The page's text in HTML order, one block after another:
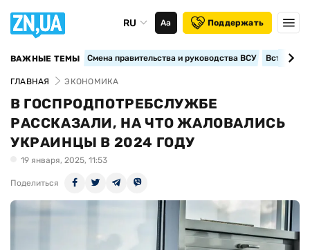
RU Аа Поддержать
ВАЖНЫЕ ТЕМЫ Смена правительства и руководства ВСУ
ГЛАВНАЯ ЭКОНОМИКА
В ГОСПРОДПОТРЕБСЛУЖБЕ
РАССКАЗАЛИ, НА ЧТО ЖАЛОВАЛИСЬ
УКРАИНЦЫ В 2024 ГОДУ
19 января, 2025, 11:53
Поделиться